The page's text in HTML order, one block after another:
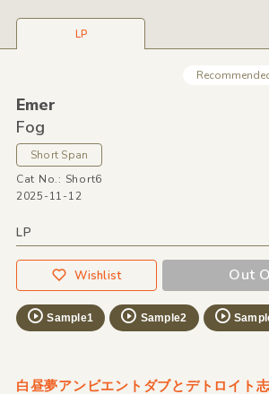
LP
Emer
Fog
Short Span
Cat No.: Short6
2025-11-12
LP
Wishlist Out
Sample1 Sample2
白昼夢アンビエントダブとデトロイト